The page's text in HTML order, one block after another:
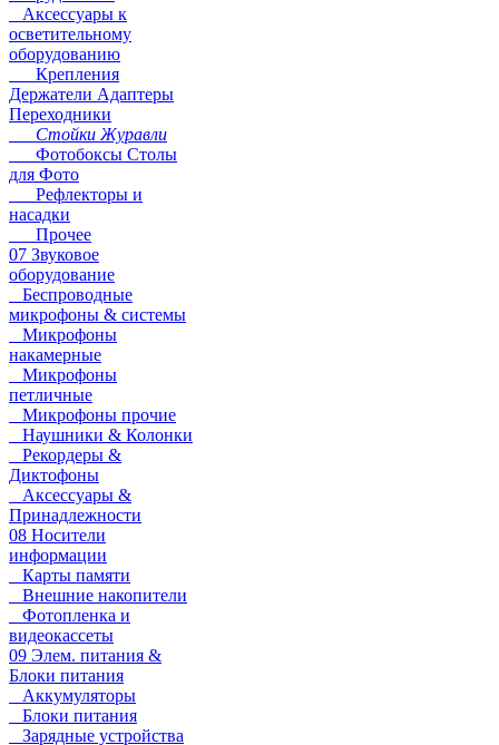
Аксессуары к
осветительному
оборудованию
Крепления
Держатели Адаптеры
Переходники
Стойки Журавли
Фотобоксы Столы
для Фото
Рефлекторы и
насадки
Прочее
07 Звуковое
оборудование
Беспроводные
микрофоны & системы
Микрофоны
накамерные
Микрофоны
петличные
Микрофоны прочие
Наушники & Колонки
Рекордеры &
Диктофоны
Аксессуары &
Принадлежности
08 Носители
информации
Карты памяти
Внешние накопители
Фотопленка и
видеокассеты
09 Элем. питания &
Блоки питания
Аккумуляторы
Блоки питания
Зарядные устройства